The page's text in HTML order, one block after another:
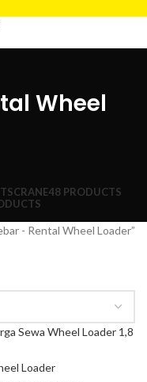
Wheel
CRANE48 PRODUCTS
- Rental Wheel Loader”